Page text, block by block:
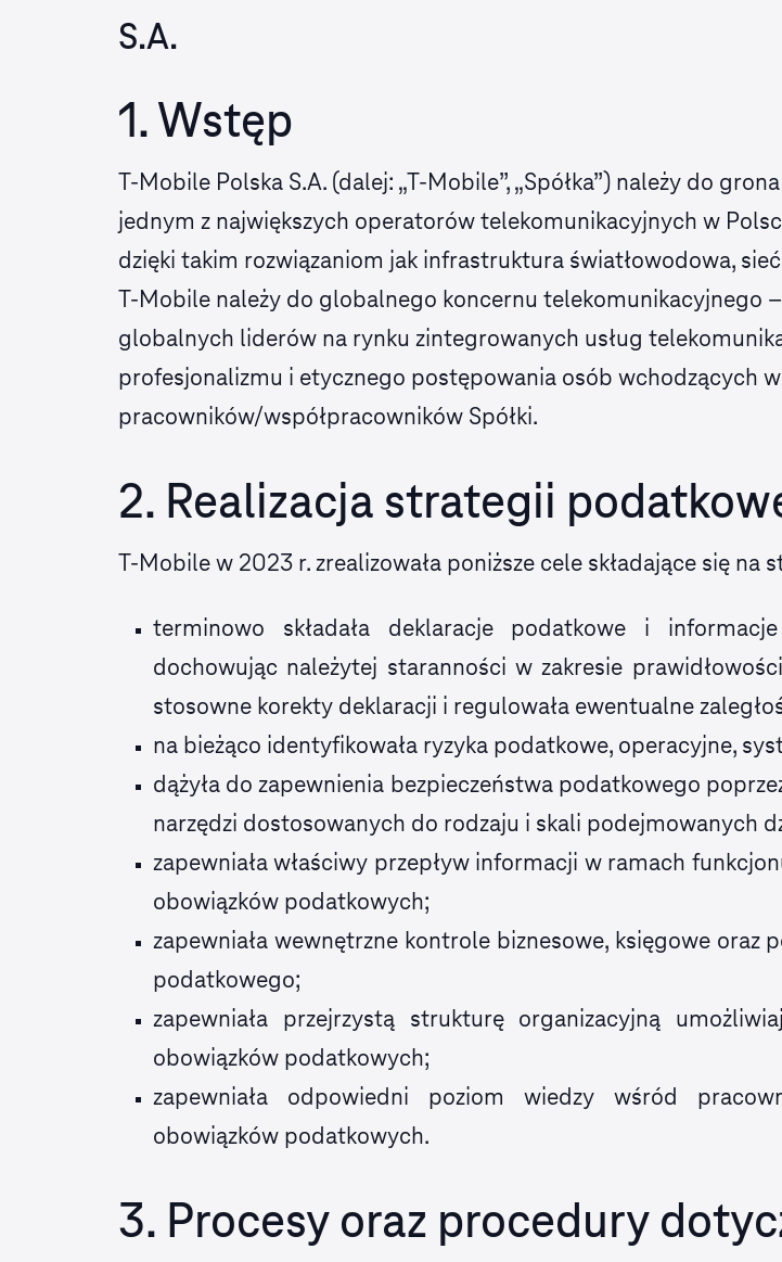
S.A.
1. Wstęp
T-Mobile Polska S.A. (dalej: „T-Mobile”, „Spółka”) należy do
jednym z największych operatorów telekomunikacyjnych w
dzięki takim rozwiązaniom jak infrastruktura światłowodowa,
T-Mobile należy do globalnego koncernu telekomunikacyjnego
globalnych liderów na rynku zintegrowanych usług
profesjonalizmu i etycznego postępowania osób wchodzących w
pracowników/współpracowników Spółki.
2. Realizacja strategii
T‑Mobile w 2023 r. zrealizowała poniższe cele składające się na
terminowo składała deklaracje podatkowe i
dochowując należytej staranności w zakresie
stosowne korekty deklaracji i regulowała ewentualne
na bieżąco identyfikowała ryzyka podatkowe, operacyjne,
dążyła do zapewnienia bezpieczeństwa podatkowego
narzędzi dostosowanych do rodzaju i skali podejmowanych
zapewniała właściwy przepływ informacji w ramach
obowiązków podatkowych;
zapewniała wewnętrzne kontrole biznesowe, księgowe
podatkowego;
zapewniała przejrzystą strukturę organizacyjną
obowiązków podatkowych;
zapewniała odpowiedni poziom wiedzy wśród
obowiązków podatkowych.
3. Procesy oraz procedury